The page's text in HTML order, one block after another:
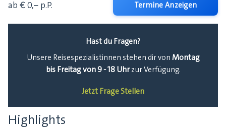
ab € 0,– p.P. Termine Anzeigen
Hast du Fragen?
Unsere Reisespezialistinnen stehen dir von Montag
bis Freitag von 9 - 18 Uhrzur Verfügung.
Jetzt Frage Stellen
Highlights